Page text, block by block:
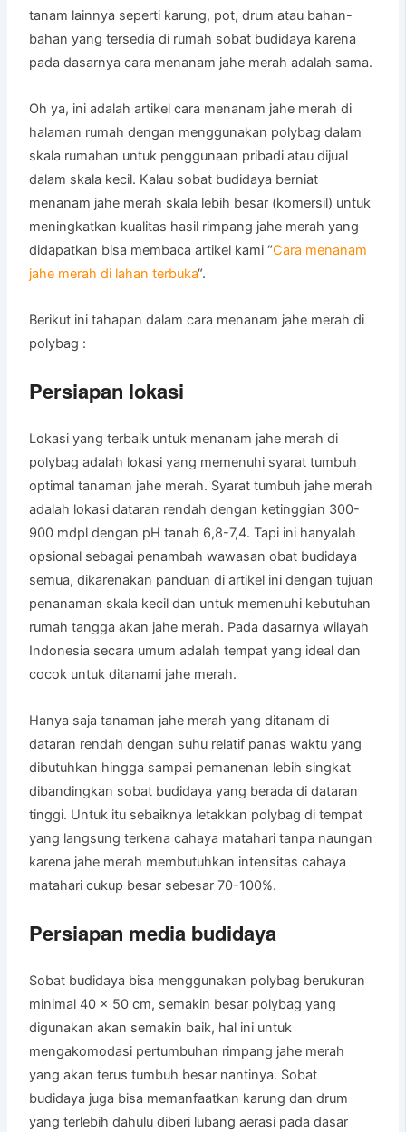
tanam lainnya seperti karung, pot, drum atau bahan-
bahan yang tersedia di rumah sobat budidaya karena
pada dasarnya cara menanam jahe merah adalah sama.
Oh ya, ini adalah artikel cara menanam jahe merah di
halaman rumah dengan menggunakan polybag dalam
skala rumahan untuk penggunaan pribadi atau dijual
dalam skala kecil. Kalau sobat budidaya berniat
menanam jahe merah skala lebih besar (komersil) untuk
meningkatkan kualitas hasil rimpang jahe merah yang
didapatkan bisa membaca artikel kami “Cara menanam
jahe merah di lahan terbuka“.
Berikut ini tahapan dalam cara menanam jahe merah di
polybag :
Persiapan lokasi
Lokasi yang terbaik untuk menanam jahe merah di
polybag adalah lokasi yang memenuhi syarat tumbuh
optimal tanaman jahe merah. Syarat tumbuh jahe merah
adalah lokasi dataran rendah dengan ketinggian 300-
900 mdpl dengan pH tanah 6,8-7,4. Tapi ini hanyalah
opsional sebagai penambah wawasan obat budidaya
semua, dikarenakan panduan di artikel ini dengan tujuan
penanaman skala kecil dan untuk memenuhi kebutuhan
rumah tangga akan jahe merah. Pada dasarnya wilayah
Indonesia secara umum adalah tempat yang ideal dan
cocok untuk ditanami jahe merah.
Hanya saja tanaman jahe merah yang ditanam di
dataran rendah dengan suhu relatif panas waktu yang
dibutuhkan hingga sampai pemanenan lebih singkat
dibandingkan sobat budidaya yang berada di dataran
tinggi. Untuk itu sebaiknya letakkan polybag di tempat
yang langsung terkena cahaya matahari tanpa naungan
karena jahe merah membutuhkan intensitas cahaya
matahari cukup besar sebesar 70-100%.
Persiapan media budidaya
Sobat budidaya bisa menggunakan polybag berukuran
minimal 40 x 50 cm, semakin besar polybag yang
digunakan akan semakin baik, hal ini untuk
mengakomodasi pertumbuhan rimpang jahe merah
yang akan terus tumbuh besar nantinya. Sobat
budidaya juga bisa memanfaatkan karung dan drum
yang terlebih dahulu diberi lubang aerasi pada dasar